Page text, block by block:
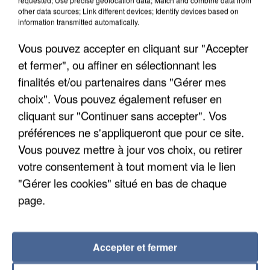
APRÈS TOUTES CES CANICULES, LES REFUGES
DE FAUNE SAUVAGE SONT...
other data sources; Link different devices; Identify devices based on
information transmitted automatically.
Vous pouvez accepter en cliquant sur "Accepter
et fermer", ou affiner en sélectionnant les
finalités et/ou partenaires dans "Gérer mes
choix". Vous pouvez également refuser en
cliquant sur "Continuer sans accepter". Vos
préférences ne s'appliqueront que pour ce site.
Vous pouvez mettre à jour vos choix, ou retirer
votre consentement à tout moment via le lien
"Gérer les cookies" situé en bas de chaque
page.
Accepter et fermer